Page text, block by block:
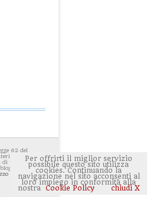
62 del
avessero
di privacy. E'
ponendo
del sito
Per offrirti il miglior servizio
possibile questo sito utilizza
cookies. Continuando la
navigazione nel sito acconsenti al
loro impiego in conformità alla
nostra Cookie Policy chiudi X